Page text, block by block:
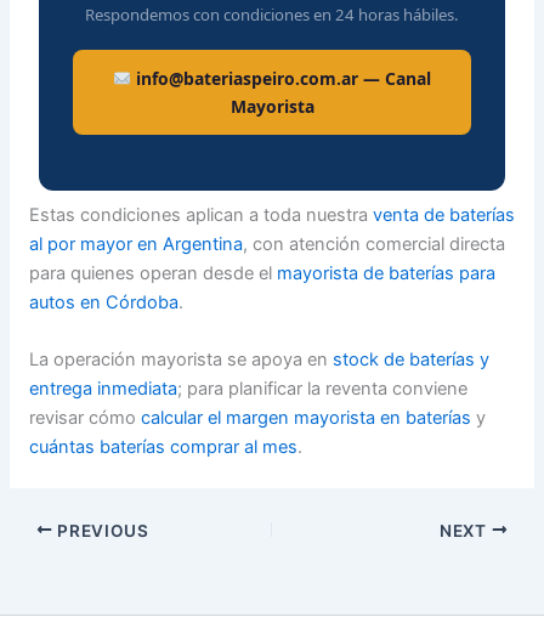
Respondemos con condiciones en 24 horas hábiles.
info@bateriaspeiro.com.ar — Canal
Mayorista
Estas condiciones aplican a toda nuestra venta de baterías
al por mayor en Argentina, con atención comercial directa
para quienes operan desde el mayorista de baterías para
autos en Córdoba.
La operación mayorista se apoya en stock de baterías y
entrega inmediata; para planificar la reventa conviene
revisar cómo calcular el margen mayorista en baterías y
cuántas baterías comprar al mes.
PREVIOUS NEXT